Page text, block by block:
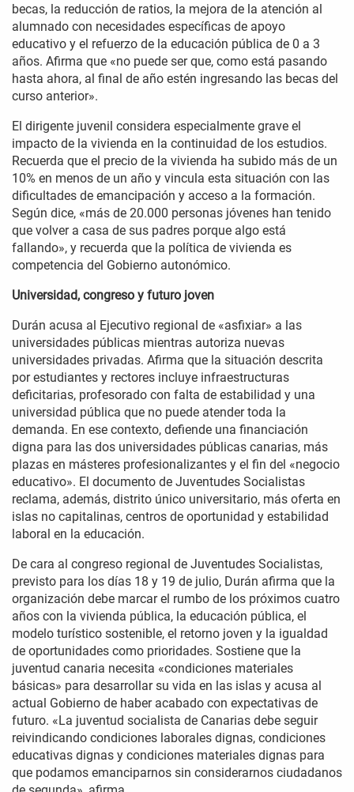
becas, la reducción de ratios, la mejora de la atención al
alumnado con necesidades específicas de apoyo
educativo y el refuerzo de la educación pública de 0 a 3
años. Afirma que «no puede ser que, como está pasando
hasta ahora, al final de año estén ingresando las becas del
curso anterior».
El dirigente juvenil considera especialmente grave el
impacto de la vivienda en la continuidad de los estudios.
Recuerda que el precio de la vivienda ha subido más de un
10% en menos de un año y vincula esta situación con las
dificultades de emancipación y acceso a la formación.
Según dice, «más de 20.000 personas jóvenes han tenido
que volver a casa de sus padres porque algo está
fallando», y recuerda que la política de vivienda es
competencia del Gobierno autonómico.
Universidad, congreso y futuro joven
Durán acusa al Ejecutivo regional de «asfixiar» a las
universidades públicas mientras autoriza nuevas
universidades privadas. Afirma que la situación descrita
por estudiantes y rectores incluye infraestructuras
deficitarias, profesorado con falta de estabilidad y una
universidad pública que no puede atender toda la
demanda. En ese contexto, defiende una financiación
digna para las dos universidades públicas canarias, más
plazas en másteres profesionalizantes y el fin del «negocio
educativo». El documento de Juventudes Socialistas
reclama, además, distrito único universitario, más oferta en
islas no capitalinas, centros de oportunidad y estabilidad
laboral en la educación.
De cara al congreso regional de Juventudes Socialistas,
previsto para los días 18 y 19 de julio, Durán afirma que la
organización debe marcar el rumbo de los próximos cuatro
años con la vivienda pública, la educación pública, el
modelo turístico sostenible, el retorno joven y la igualdad
de oportunidades como prioridades. Sostiene que la
juventud canaria necesita «condiciones materiales
básicas» para desarrollar su vida en las islas y acusa al
actual Gobierno de haber acabado con expectativas de
futuro. «La juventud socialista de Canarias debe seguir
reivindicando condiciones laborales dignas, condiciones
educativas dignas y condiciones materiales dignas para
que podamos emanciparnos sin considerarnos ciudadanos